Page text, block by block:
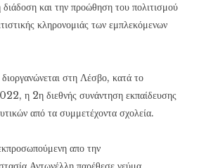
και την προώθηση του πολιτισμού
κληρονομιάς των εμπλεκόμενων
στη Λέσβο, κατά το
η 2η διεθνής συνάντηση εκπαίδευσης
από τα συμμετέχοντα σχολεία.
απο την